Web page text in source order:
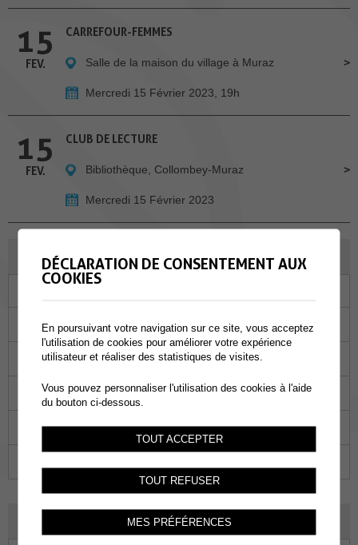
15
FEV.
CARREFOUR-FEMMES
Salle de la maison du village à Muraz
Mercredi 15 Février 2023, 19h
15
FEV.
CLUB DE LECTURE
Bibliothèque, Collombey-Muraz
Mercredi 15 Février 2023
NOVEMBRE 2022
01 02 03 04 05
08 09 10 11
15 16 17 18 19
22 23 24 25 26
DÉCEMBRE 2022
DÉCLARATION DE CONSENTEMENT AUX
COOKIES
En poursuivant votre navigation sur ce site, vous acceptez
l'utilisation de cookies pour améliorer votre expérience
utilisateur et réaliser des statistiques de visites.
Vous pouvez personnaliser l'utilisation des cookies à l'aide
du bouton ci-dessous.
TOUT ACCEPTER
TOUT REFUSER
MES PRÉFÉRENCES